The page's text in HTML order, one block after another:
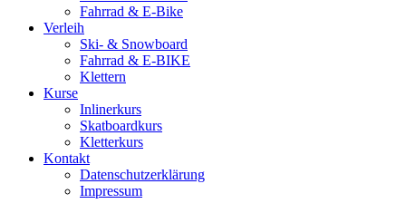
Fahrrad & E-Bike
Verleih
Ski- & Snowboard
Fahrrad & E-BIKE
Klettern
Kurse
Inlinerkurs
Skatboardkurs
Kletterkurs
Kontakt
Datenschutzerklärung
Impressum